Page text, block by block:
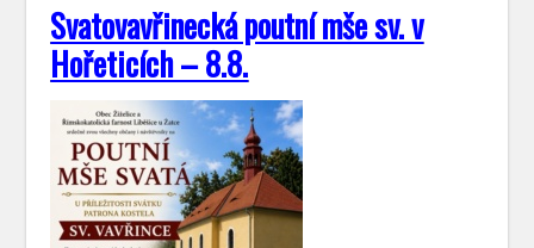
Svatovavřinecká poutní mše sv. v
Hořeticích – 8.8.